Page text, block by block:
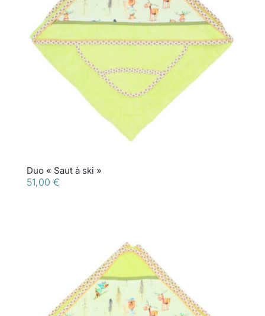
Duo « Saut à ski »
51,00 €